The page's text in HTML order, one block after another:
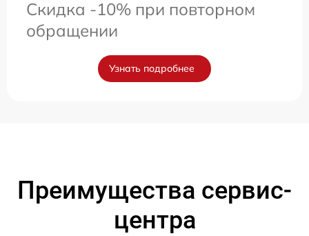
Скидка -10% при повторном
обращении
Узнать подробнее
Преимущества сервис-
центра